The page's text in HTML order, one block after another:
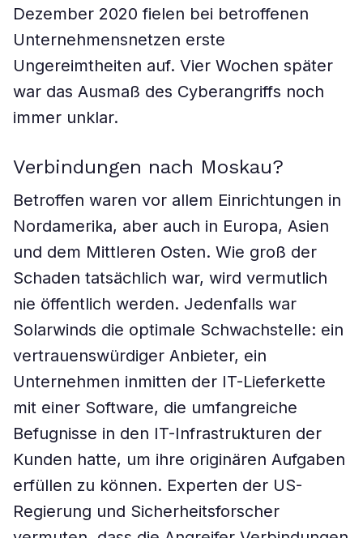
Dezember 2020 fielen bei betroffenen
Unternehmensnetzen erste
Ungereimtheiten auf. Vier Wochen später
war das Ausmaß des Cyberangriffs noch
immer unklar.
Verbindungen nach Moskau?
Betroffen waren vor allem Einrichtungen in
Nordamerika, aber auch in Europa, Asien
und dem Mittleren Osten. Wie groß der
Schaden tatsächlich war, wird vermutlich
nie öffentlich werden. Jedenfalls war
Solarwinds die optimale Schwachstelle: ein
vertrauenswürdiger Anbieter, ein
Unternehmen inmitten der IT-Lieferkette
mit einer Software, die umfangreiche
Befugnisse in den IT-Infrastrukturen der
Kunden hatte, um ihre originären Aufgaben
erfüllen zu können. Experten der US-
Regierung und Sicherheitsforscher